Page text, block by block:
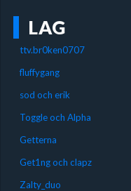
LAG
ttv.br0ken0707
fluffygang
sod och erik
Toggle och Alpha
Getterna
Get1ng och clapz
Zalty_duo